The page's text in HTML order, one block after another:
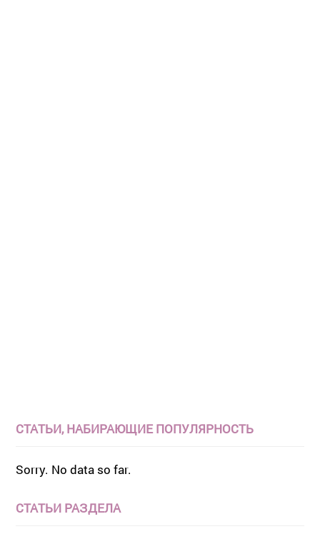
СТАТЬИ, НАБИРАЮЩИЕ ПОПУЛЯРНОСТЬ
Sorry. No data so far.
СТАТЬИ РАЗДЕЛА